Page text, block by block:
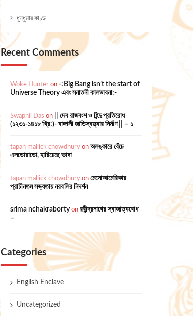
ধুন্ধুমার কাণ্ড
Recent Comments
Woke Hunteron -:Big Bang isn’t the start of
Universe Theory এবং সনাতনী কালভাবনা:-
Swapnil Das on
|| দেব রাজবংশ ও হিন্দু প্রতিরোধ
(১২৩১-১৪১৮ খ্রি:)- বাঙ্গালী জাতিস্বত্ত্বার নির্মাণ || – ১
tapan mallick chowdhuryon অলঙ্কারে বেঁচে
এলডোরাডো, হারিয়েছে ভাষা
tapan mallick chowdhuryon মেসোআমেরিকার
প্রাচীনতম সভ্যতায় নরবলির নিদর্শন
srima nchakrabortyon রবীন্দ্রনাথের স্বাজাত্যবোধ
–
Categories
English Enclave
Uncategorized